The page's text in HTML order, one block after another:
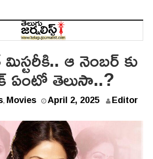
ఆ నెంబర్ కు
ఏంటో తెలుసా..?
, Movies April 2, 2025 Editor